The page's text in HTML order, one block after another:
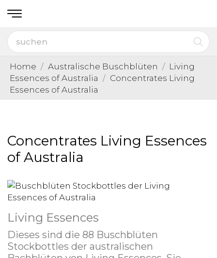
Home Australische Buschblüten
Living
Essences of Australia
Concentrates Living
Essences of Australia
Concentrates Living Essences
of Australia
Living Essences
Dieses sind die 88 Buschblüten
Stockbottles der australischen